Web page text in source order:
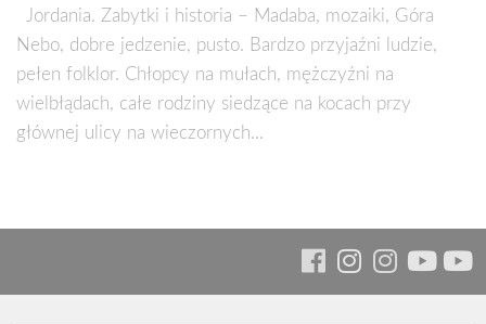
Jordania. Zabytki i historia – Madaba, mozaiki, Góra
Nebo, dobre jedzenie, pusto. Bardzo przyjaźni ludzie,
pełen folklor. Chłopcy na mułach, mężczyźni na
wielbłądach, całe rodziny siedzące na kocach przy
głównej ulicy na wieczornych...